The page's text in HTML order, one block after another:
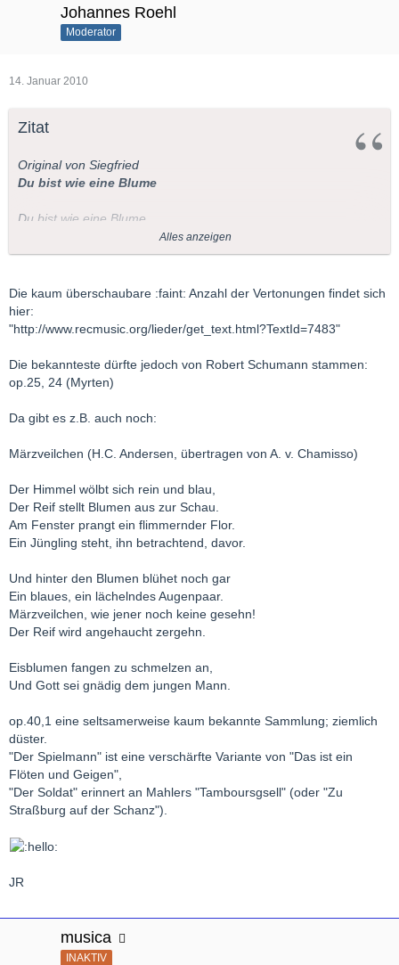
Johannes Roehl
Moderator
14. Januar 2010
Zitat
Original von Siegfried
Du bist wie eine Blume
Du bist wie eine Blume
so schön, so hold und rein.
Ich schau' dich an, und Wehmut
Mir ist, als ob ich die Hände
aufs Haupt dir legen sollt',
so rein, so schön, so hold.
Heimkehr, 1825 veröffentlicht).
Liszt.
Alles anzeigen
Die kaum überschaubare :faint: Anzahl der Vertonungen findet sich
hier:
"http://www.recmusic.org/lieder/get_text.html?TextId=7483"
Die bekannteste dürfte jedoch von Robert Schumann stammen:
op.25, 24 (Myrten)
Da gibt es z.B. auch noch:
Märzveilchen (H.C. Andersen, übertragen von A. v. Chamisso)
Der Himmel wölbt sich rein und blau,
Der Reif stellt Blumen aus zur Schau.
Am Fenster prangt ein flimmernder Flor.
Ein Jüngling steht, ihn betrachtend, davor.
Und hinter den Blumen blühet noch gar
Ein blaues, ein lächelndes Augenpaar.
Märzveilchen, wie jener noch keine gesehn!
Der Reif wird angehaucht zergehn.
Eisblumen fangen zu schmelzen an,
Und Gott sei gnädig dem jungen Mann.
op.40,1 eine seltsamerweise kaum bekannte Sammlung; ziemlich
düster.
"Der Spielmann" ist eine verschärfte Variante von "Das ist ein
Flöten und Geigen",
"Der Soldat" erinnert an Mahlers "Tamboursgsell" (oder "Zu
Straßburg auf der Schanz").
JR
musica
INAKTIV